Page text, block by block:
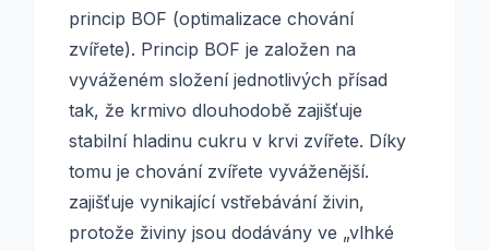
princip BOF (optimalizace chování
zvířete). Princip BOF je založen na
vyváženém složení jednotlivých přísad
tak, že krmivo dlouhodobě zajišťuje
stabilní hladinu cukru v krvi zvířete. Díky
tomu je chování zvířete vyváženější.
zajišťuje vynikající vstřebávání živin,
protože živiny jsou dodávány ve „vlhké